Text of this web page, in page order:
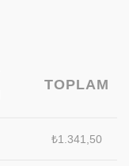
TOPLAM
₺1.341,50